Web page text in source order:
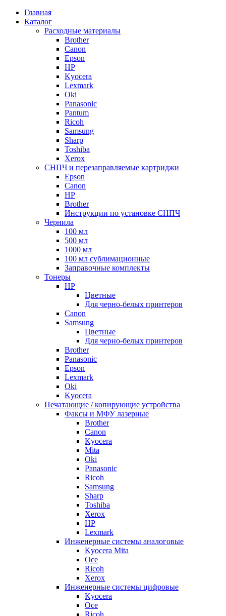
Главная
Каталог
Расходные материалы
Brother
Canon
Epson
HP
Kyocera
Lexmark
Oki
Panasonic
Pantum
Ricoh
Samsung
Sharp
Toshiba
Xerox
СНПЧ и перезаправляемые картриджи
Epson
Canon
HP
Brother
Инструкции по установке СНПЧ
Чернила
100 мл
500 мл
1000 мл
100 мл сублимационные
Заправочные комплекты
Тонеры
HP
Цветные
Для черно-белых принтеров
Canon
Samsung
Цветные
Для черно-белых принтеров
Brother
Panasonic
Epson
Lexmark
Oki
Kyocera
Печатающие / копирующие устройства
Факсы и МФУ лазерные
Brother
Canon
Kyocera
Mita
Oki
Panasonic
Ricoh
Samsung
Sharp
Toshiba
Xerox
HP
Lexmark
Инженерные системы аналоговые
Kyocera Mita
Oce
Ricoh
Xerox
Инженерные системы цифровые
Kyocera
Oce
Ricoh